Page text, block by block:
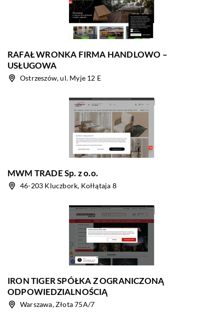
RAFAŁ WRONKA FIRMA HANDLOWO –
USŁUGOWA
Ostrzeszów, ul. Myje 12 E
MWM TRADE Sp. z o.o.
46-203 Kluczbork, Kołłątaja 8
IRON TIGER SPÓŁKA Z OGRANICZONĄ
ODPOWIEDZIALNOŚCIĄ
Warszawa, Złota 75A/7